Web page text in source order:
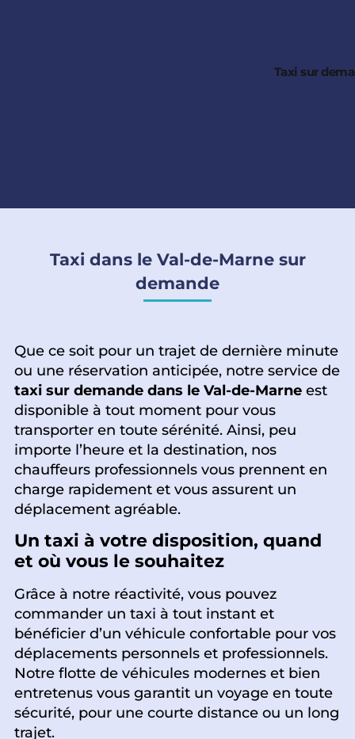
Taxi sur
Taxi dans le Val-de-Marne sur
demande
Que ce soit pour un trajet de dernière minute
ou une réservation anticipée, notre service de
taxi sur demande dans le Val-de-Marne est
disponible à tout moment pour vous
transporter en toute sérénité. Ainsi, peu
importe l’heure et la destination, nos
chauffeurs professionnels vous prennent en
charge rapidement et vous assurent un
déplacement agréable.
Un taxi à votre disposition, quand
et où vous le souhaitez
Grâce à notre réactivité, vous pouvez
commander un taxi à tout instant et
bénéficier d’un véhicule confortable pour vos
déplacements personnels et professionnels.
Notre flotte de véhicules modernes et bien
entretenus vous garantit un voyage en toute
sécurité, pour une courte distance ou un long
trajet.